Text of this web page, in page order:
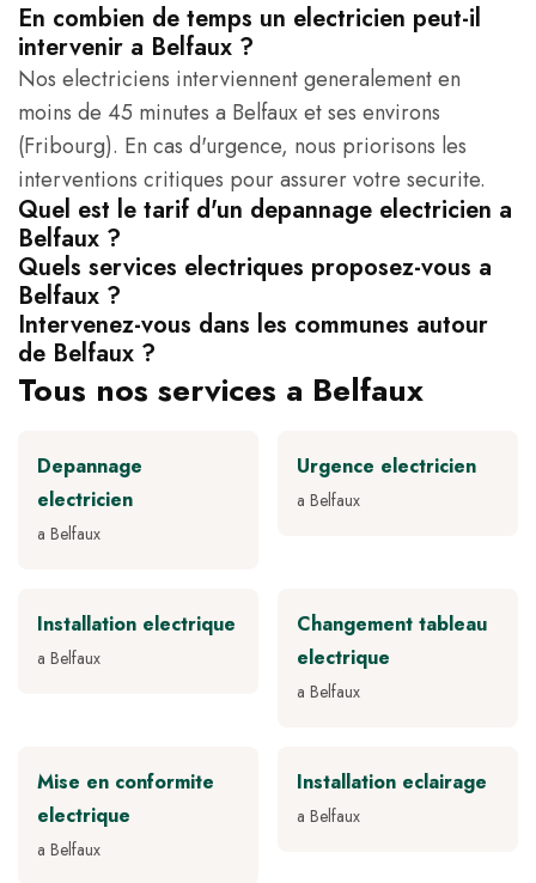
En combien de temps un electricien peut-il
intervenir a Belfaux ?
Nos electriciens interviennent generalement en
moins de 45 minutes a Belfaux et ses environs
(Fribourg). En cas d'urgence, nous priorisons les
interventions critiques pour assurer votre securite.
Quel est le tarif d'un depannage electricien a
Belfaux ?
Quels services electriques proposez-vous a
Belfaux ?
Intervenez-vous dans les communes autour
de Belfaux ?
Tous nos services a Belfaux
Depannage
electricien
a Belfaux
Urgence electricien
a Belfaux
Installation electrique
a Belfaux
Changement tableau
electrique
a Belfaux
Mise en conformite
electrique
a Belfaux
Installation eclairage
a Belfaux